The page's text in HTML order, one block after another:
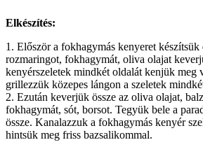
Elkészítés:
1. Először a fokhagymás kenyeret készítsük
rozmaringot, fokhagymát, oliva olajat
kenyérszeletek mindkét oldalát kenjük meg
grillezzük közepes lángon a szeletek
2. Ezután keverjük össze az oliva olajat,
fokhagymát, sót, borsot. Tegyük bele a
össze. Kanalazzuk a fokhagymás kenyér
hintsük meg friss bazsalikommal.